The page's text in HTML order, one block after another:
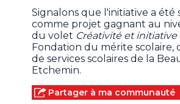
Signalons que l'initiative a été
comme projet gagnant au
du volet Créativité et initiative
Fondation du mérite scolaire,
de services scolaires de la
Etchemin.
Partager à ma communauté